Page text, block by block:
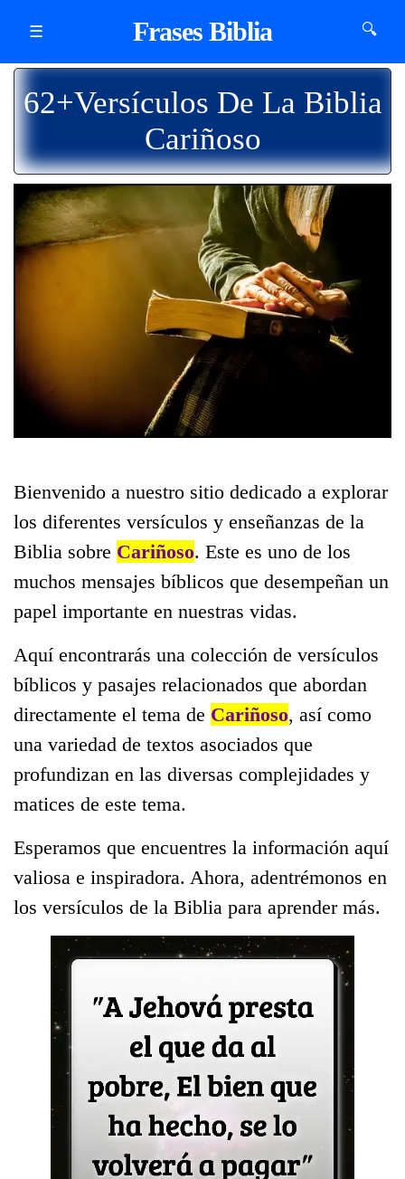
☰ Frases Biblia 🔍
62+Versículos De La Biblia
Cariñoso
Bienvenido a nuestro sitio dedicado a explorar
los diferentes versículos y enseñanzas de la
Biblia sobre Cariñoso. Este es uno de los
muchos mensajes bíblicos que desempeñan un
papel importante en nuestras vidas.
Aquí encontrarás una colección de versículos
bíblicos y pasajes relacionados que abordan
directamente el tema de Cariñoso, así como
una variedad de textos asociados que
profundizan en las diversas complejidades y
matices de este tema.
Esperamos que encuentres la información aquí
valiosa e inspiradora. Ahora, adentrémonos en
los versículos de la Biblia para aprender más.